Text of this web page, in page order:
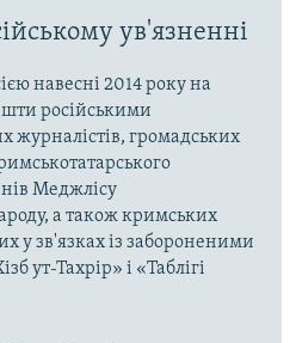
ув'язненні
навесні 2014 року на
російськими
журналістів, громадських
Меджлісу
а також кримських
у зв'язках із забороненими
ут-Тахрір» і «Таблігі